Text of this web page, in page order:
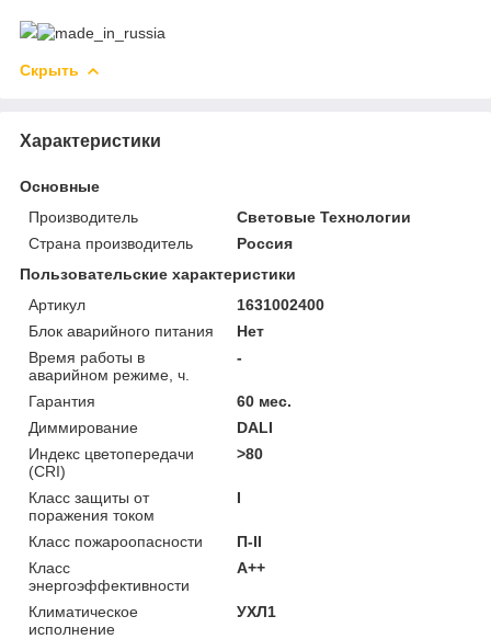
Скрыть
Характеристики
Основные
Производитель
Световые Технологии
Страна производитель
Россия
Пользовательские характеристики
Артикул
1631002400
Блок аварийного питания
Нет
Время работы в
аварийном режиме, ч.
-
Гарантия
60 мес.
Диммирование
DALI
Индекс цветопередачи
(CRI)
>80
Класс защиты от
поражения током
I
Класс пожароопасности
П-ІІ
Класс
энергоэффективности
A++
Климатическое
исполнение
УХЛ1